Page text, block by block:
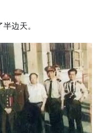
边天。